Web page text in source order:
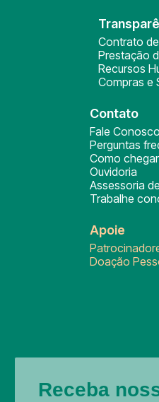
Contrato
Prestação
Recursos
Compras e
Contato
Fale Conosco
Perguntas
Como chegar
Ouvidoria
Assessoria
Trabalhe
Apoie
Doação